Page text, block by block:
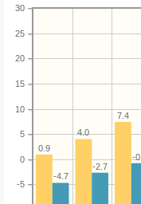
-5
0
5
10
15
20
25
30
7.4
4.0
0.9
-
-2.7
-4.7